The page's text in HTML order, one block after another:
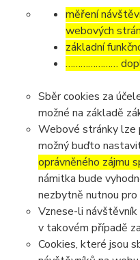
měření
webových
základní
…………………
Sběr cookies za
možné na základě
Webové stránky lze
možný buďto
oprávněného zájmu
námitka bude
nezbytně nutnou pro
Vznese-li
v takovém případě
Cookies, které jsou